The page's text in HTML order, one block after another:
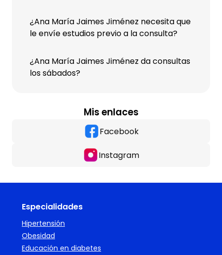
¿Ana María Jaimes Jiménez necesita que
le envíe estudios previo a la consulta?
¿Ana María Jaimes Jiménez da consultas
los sábados?
Mis enlaces
Facebook
Instagram
Especialidades
Hipertensión
Obesidad
Educación en diabetes